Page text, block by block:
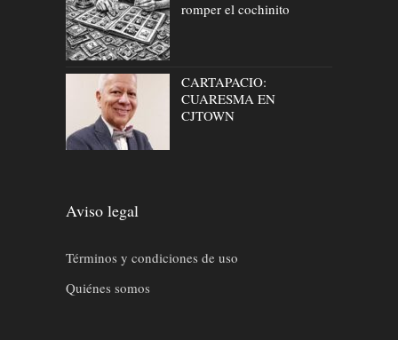
romper el cochinito
CARTAPACIO:
CUARESMA EN
CJTOWN
Aviso legal
Términos y condiciones de uso
Quiénes somos